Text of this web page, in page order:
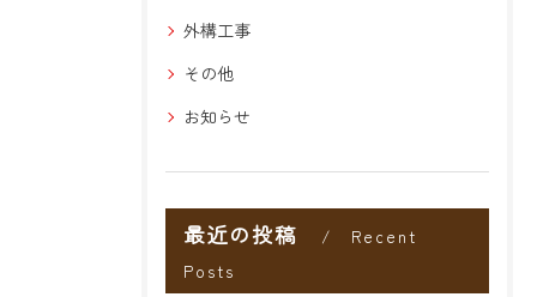
外構工事
その他
お知らせ
最近の投稿
Recent
Posts